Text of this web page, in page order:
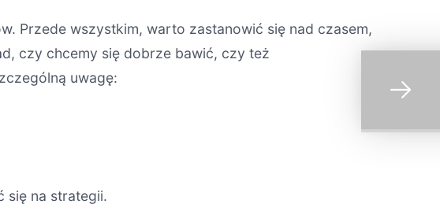
Przede wszystkim, warto zastanowić się nad czasem,
czy chcemy się dobrze bawić, czy też
uwagę:
się na strategii.